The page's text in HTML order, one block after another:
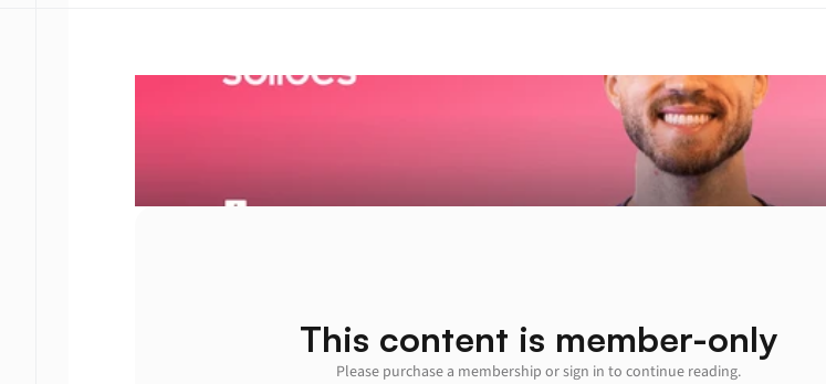
This content is member-only
Please purchase a membership or sign in to continue reading.